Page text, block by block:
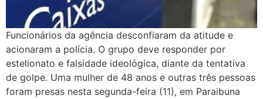
Funcionários da agência desconfiaram da atitude e
acionaram a polícia. O grupo deve responder por
estelionato e falsidade ideológica, diante da tentativa
de golpe. Uma mulher de 48 anos e outras três pessoas
foram presas nesta segunda-feira (11), em Paraibuna